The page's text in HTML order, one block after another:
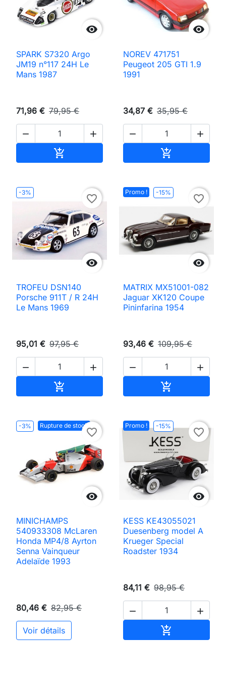

SPARK S7320 Argo
JM19 n°117 24H Le
Mans 1987
71,96 € 79,95 €
 


NOREV 471751
Peugeot 205 GTI 1.9
1991
34,87 € 35,95 €
 

-3%

favorite_border
TROFEU DSN140
Porsche 911T / R 24H
Le Mans 1969
95,01 € 97,95 €
 

Promo ! -15%

favorite_border
MATRIX MX51001-082
Jaguar XK120 Coupe
Pininfarina 1954
93,46 € 109,95 €
 

-3% Rupture de stock

favorite_border
MINICHAMPS
540933308 McLaren
Honda MP4/8 Ayrton
Senna Vainqueur
Adelaïde 1993
80,46 € 82,95 €
Voir détails
Promo ! -15%

favorite_border
KESS KE43055021
Duesenberg model A
Krueger Special
Roadster 1934
84,11 € 98,95 €
 
